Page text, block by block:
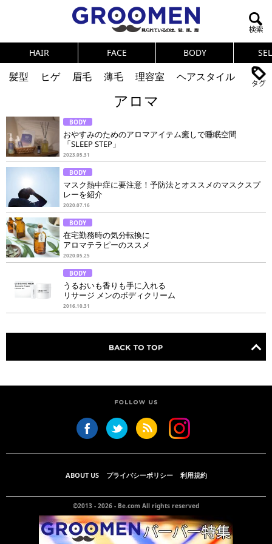
HAIR FACE BODY
髪型 ヒゲ 眉毛 薄毛 理容室
ヘアスタイル
ニオイ
連載
メンズコスメ
NEWS PICK UP 筋肉
女の本音
テストステロン
スキンケア 食事
調査結果
トレーニング
好印象な男
頭皮ケア
ダイエット
理容室
アロマ
BODY
おやすみのためのアロマアイテム癒しで睡眠空間
「SLEEP STEP」
2023.05.31
BODY
マスク熱中症に要注意！予防法とオススメのマスクスプ
レーを紹介
2020.07.16
BODY
在宅勤務時の気分転換に
アロマテラピーのススメ
2020.05.25
BODY
うるおいも香りも手に入れる
リサージ メンのボディクリーム
2016.10.31
ABOUT US プライバシーポリシー 利用規約
©2013 - 2026 - Be.com All rights reserved